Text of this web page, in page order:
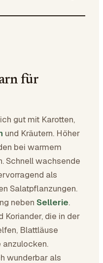
für
gut mit Karotten,
und Kräutern. Höher
bei warmem
Schnell wachsende
als
Salatpflanzungen.
neben Sellerie.
Koriander, die in der
Blattläuse
anzulocken.
wunderbar als